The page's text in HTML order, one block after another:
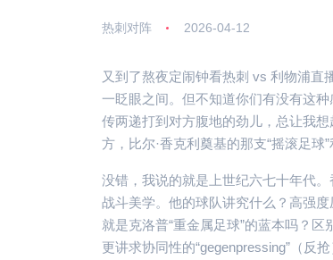
热刺对阵 2026-04-12
又到了熬夜定闹钟看热刺 vs 利物浦直
一眨眼之间。但不知道你们有没有这
传两递打到对方腹地的劲儿，总让我
方，比尔·香克利奠基的那支“摇滚足球”
没错，我说的就是上世纪六七十年代
战斗美学。他的球队讲究什么？高强
就是克洛普“重金属足球”的蓝本吗？
更讲求协同性的“gegenpressing”（反